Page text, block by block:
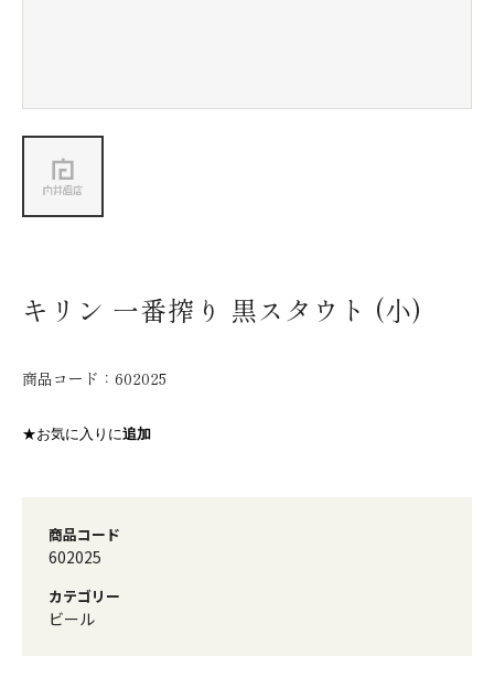
キリン 一番搾り 黒スタウト (小)
商品コード： 602025
★お気に入りに追加
商品コード
602025
カテゴリー
ビール